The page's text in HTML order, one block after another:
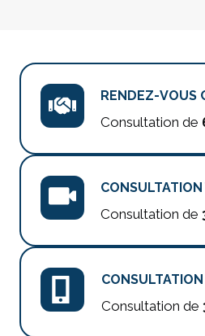
RENDEZ-VOUS
Consultation de
CONSULTATION
Consultation de
Consultation de